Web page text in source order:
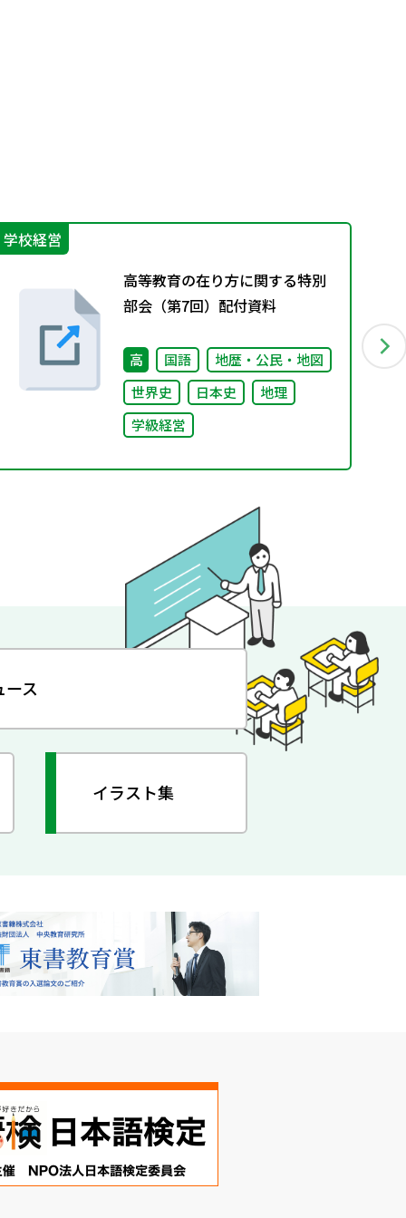
学校経営
高等教育の在り方に関する特別
部会（第7回）配付資料
高 国語
地歴・公民・地図
世界史
日本史
地理
学級経営
ース
イラスト集